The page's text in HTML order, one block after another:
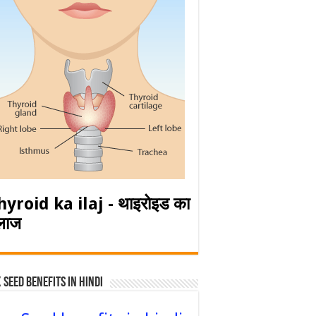
ka ilaj - थाइरोइड का
Seed Benefits in hindi